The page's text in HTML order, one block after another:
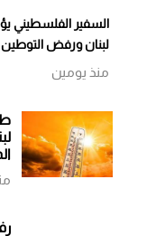
السفير الفلسطيني
لبنان ورفض التوطين
منذ يومين
منذ